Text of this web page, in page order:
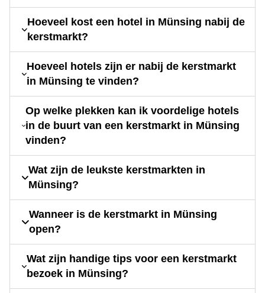
Hoeveel kost een hotel in Münsing nabij de
kerstmarkt?
Hoeveel hotels zijn er nabij de kerstmarkt
in Münsing te vinden?
Op welke plekken kan ik voordelige hotels
in de buurt van een kerstmarkt in Münsing
vinden?
Wat zijn de leukste kerstmarkten in
Münsing?
Wanneer is de kerstmarkt in Münsing
open?
Wat zijn handige tips voor een kerstmarkt
bezoek in Münsing?